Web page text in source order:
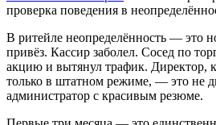
проверка поведения в
В ритейле неопределённость — это
привёз. Кассир заболел. Сосед по
акцию и вытянул трафик. Директор,
только в штатном режиме, — это не
администратор с красивым резюме.